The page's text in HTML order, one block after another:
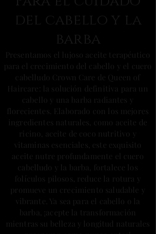
del cabello y la
barba
Presentamos el lujoso aceite terapéutico
para el crecimiento del cabello y el cuero
cabelludo Crown Care de Queen of
Haircare: la solución definitiva para un
cabello y una barba radiantes y
florecientes. Elaborado con los mejores
ingredientes naturales, como aceite de
ricino, aceite de coco nutritivo y
vitaminas esenciales, este exquisito
aceite nutre profundamente el cuero
cabelludo y la barba, fortalece los
folículos pilosos, reduce la rotura y
promueve un crecimiento saludable y
vibrante. Ya sea para el cabello o la
barba, ¡acepte la transformación
mientras su belleza y longitud naturales